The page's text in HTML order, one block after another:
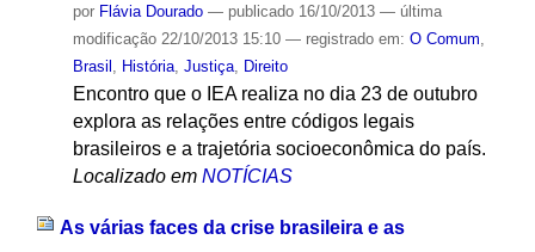
por Flávia Dourado — publicado16/10/2013 — última
modificação22/10/2013 15:10 — registrado em: O Comum
Brasil
História, Justiça, Direito
Encontro que o IEA realiza no dia 23 de outubro
explora as relações entre códigos legais
brasileiros e a trajetória socioeconômica do país.
Localizado em NOTÍCIAS
As várias faces da crise brasileira e as